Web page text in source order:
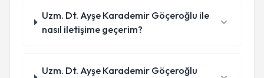
Uzm. Dt. Ayşe Karademir Göçeroğlu ile
nasıl iletişime geçerim?
Uzm. Dt. Ayşe Karademir Göçeroğlu